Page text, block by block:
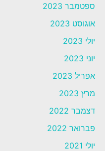
ספטמבר 2023
אוגוסט 2023
יולי 2023
יוני 2023
אפריל 2023
מרץ 2023
דצמבר 2022
פברואר 2022
יולי 2021